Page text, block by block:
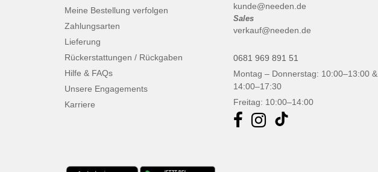
Meine Bestellung verfolgen
Zahlungsarten
Lieferung
Rückerstattungen / Rückgaben
Hilfe & FAQs
Unsere Engagements
Karriere
kunde@needen.de
Sales
verkauf@needen.de
0681 969 891 51
Montag – Donnerstag: 10:00–13:00 &
14:00–17:30
Freitag: 10:00–14:00